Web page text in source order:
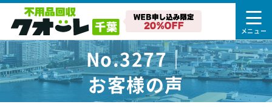
No.3277｜
お客様の声